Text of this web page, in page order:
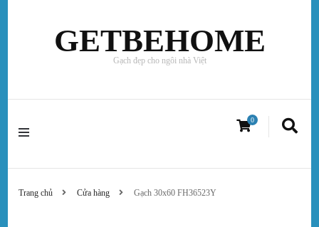
GETBEHOME
Gạch đẹp cho ngôi nhà Việt
0
Trang chủ Cửa hàng Gạch 30x60 FH36523Y